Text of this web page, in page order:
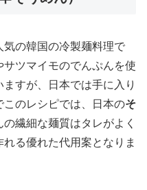
気の韓国の冷製麺料理で
ツマイモのでんぷんを使
すが、日本では手に入り
のレシピでは、日本のそ
繊細な麺質はタレがよく
る優れた代用案となりま